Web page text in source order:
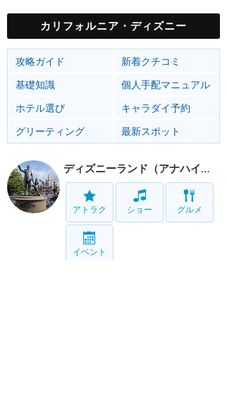
カリフォルニア・ディズニー
攻略ガイド
新着クチコミ
基礎知識
個人手配マニュアル
ホテル選び
キャラダイ予約
グリーティング
最新スポット
ディズニーランド（アナハイム）
アトラク ショー グルメ
イベント